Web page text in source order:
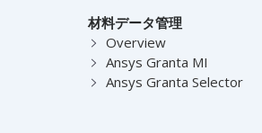
材料データ管理
Overview
Ansys Granta MI
Ansys Granta Selector